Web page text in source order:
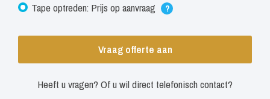
Tape optreden: Prijs op aanvraag ?
Vraag offerte aan
Heeft u vragen? Of u wil direct telefonisch contact?